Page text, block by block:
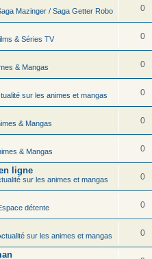
Mazinger / Saga Getter Robo 0
& Séries TV 0
& Mangas 0
sur les animes et mangas 0
& Mangas 0
& Mangas 0
ligne
sur les animes et mangas 0
détente 0
sur les animes et mangas 0